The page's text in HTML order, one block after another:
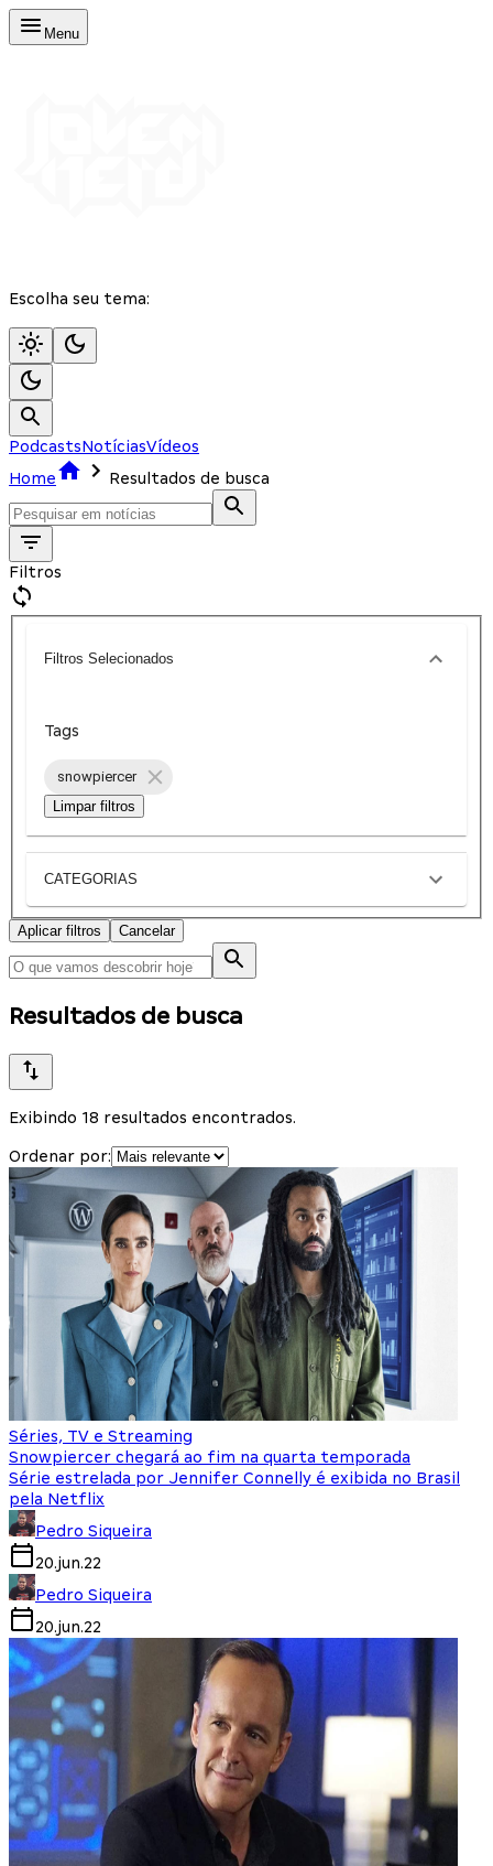
Menu
Escolha seu tema:
PodcastsNotíciasVídeos
Home
Resultados de busca
Filtros
Filtros Selecionados
Tags
snowpiercer
Limpar filtros
CATEGORIAS
Aplicar filtros Cancelar
Resultados de busca
Exibindo 18 resultados encontrados.
Ordenar por:
Séries, TV e Streaming
Snowpiercer chegará ao fim na quarta temporada
Série estrelada por Jennifer Connelly é exibida no Brasil
pela Netflix
Pedro Siqueira
20.jun.22
Pedro Siqueira
20.jun.22